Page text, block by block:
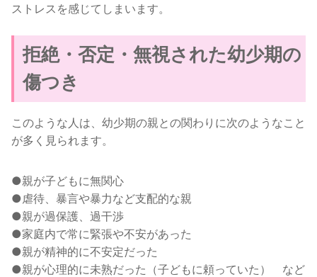
ストレスを感じてしまいます。
拒絶・否定・無視された幼少期の
傷つき
このような人は、幼少期の親との関わりに次のようなこと
が多く見られます。
●親が子どもに無関心
●虐待、暴言や暴力など支配的な親
●親が過保護、過干渉
●家庭内で常に緊張や不安があった
●親が精神的に不安定だった
●親が心理的に未熟だった（子どもに頼っていた） など